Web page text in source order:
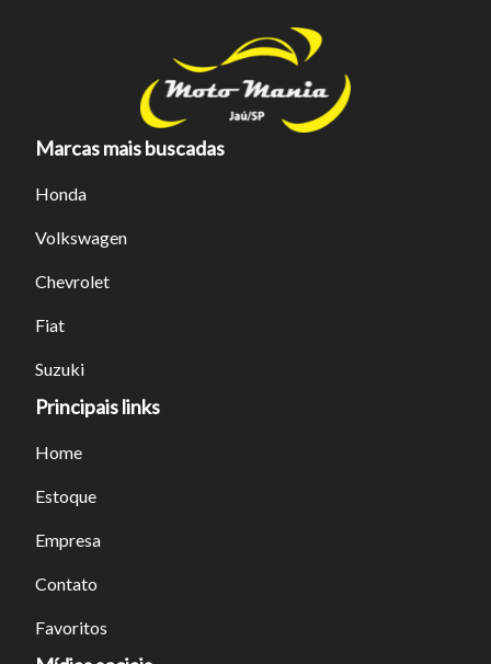
Marcas mais buscadas
Honda
Volkswagen
Chevrolet
Fiat
Suzuki
Principais links
Home
Estoque
Empresa
Contato
Favoritos